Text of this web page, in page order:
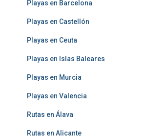
Playas en Barcelona
Playas en Castellón
Playas en Ceuta
Playas en Islas Baleares
Playas en Murcia
Playas en Valencia
Rutas en Álava
Rutas en Alicante